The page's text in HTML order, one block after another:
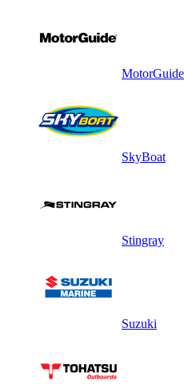
MotorGuide
SkyBoat
Stingray
Suzuki